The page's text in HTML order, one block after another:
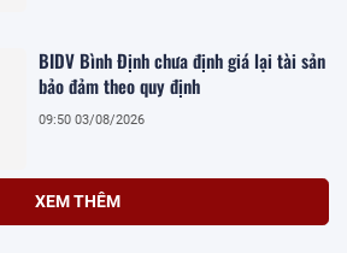
BIDV Bình Định chưa định giá lại tài sản
bảo đảm theo quy định
09:50 03/08/2026
XEM THÊM